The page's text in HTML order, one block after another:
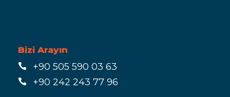
Bizi Arayın
+90 505 590 03 63
+90 242 243 77 96